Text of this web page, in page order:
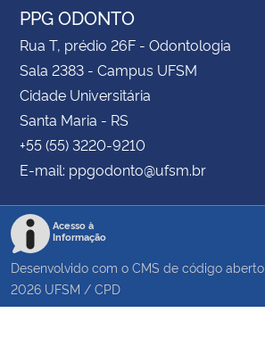
PPG ODONTO
Rua T, prédio 26F - Odontologia
Sala 2383 - Campus UFSM
Cidade Universitária
Santa Maria - RS
+55 (55) 3220-9210
E-mail: ppgodonto@ufsm.br
Acesso à
Informação
Desenvolvido com o CMS de código aberto
2026 UFSM / CPD